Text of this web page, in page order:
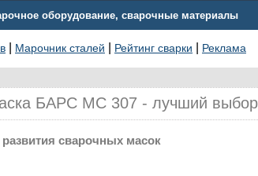
БАРС МС 307 - лучший
сварочных масок
оборудование, сварочные материалы
Марочник сталей Рейтинг сварки Реклама